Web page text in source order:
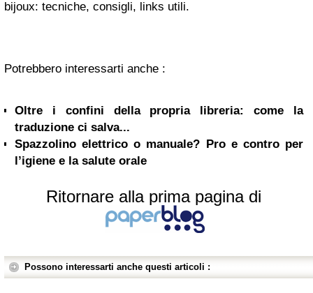
bijoux: tecniche, consigli, links utili.
Potrebbero interessarti anche :
Oltre i confini della propria libreria: come la
traduzione ci salva...
Spazzolino elettrico o manuale? Pro e contro per
l’igiene e la salute orale
Ritornare alla prima pagina di
Possono interessarti anche questi articoli :